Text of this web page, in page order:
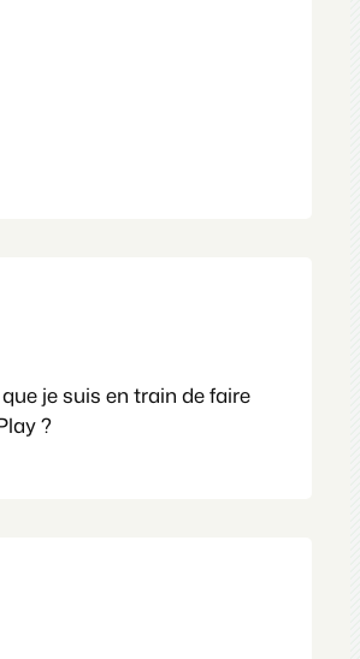
je suis en train de faire
?